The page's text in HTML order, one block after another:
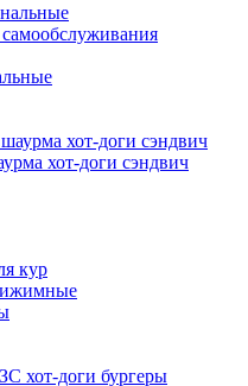
хот-доги сэндвич
кур